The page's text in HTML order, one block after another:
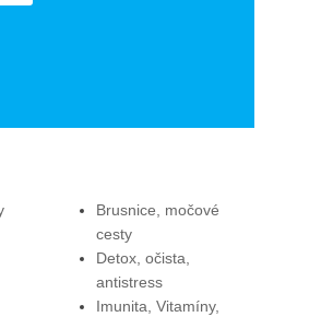
Brusnice, močové
cesty
Detox, očista,
antistress
Imunita, Vitamíny,